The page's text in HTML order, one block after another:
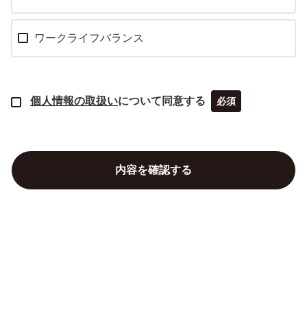
ワークライフバランス
個人情報の取扱いについて同意する 必須